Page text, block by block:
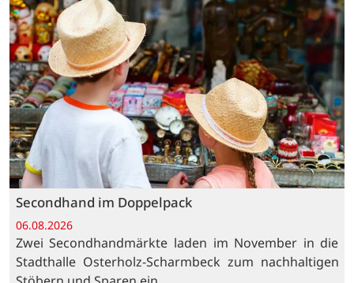
Secondhand im Doppelpack
06.08.2026
Zwei Secondhandmärkte laden im November in die
Stadthalle Osterholz-Scharmbeck zum nachhaltigen